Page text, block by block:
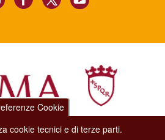
Eventi, Sport, Turismo e Moda.
Cookie
cookie tecnici e di terze parti.